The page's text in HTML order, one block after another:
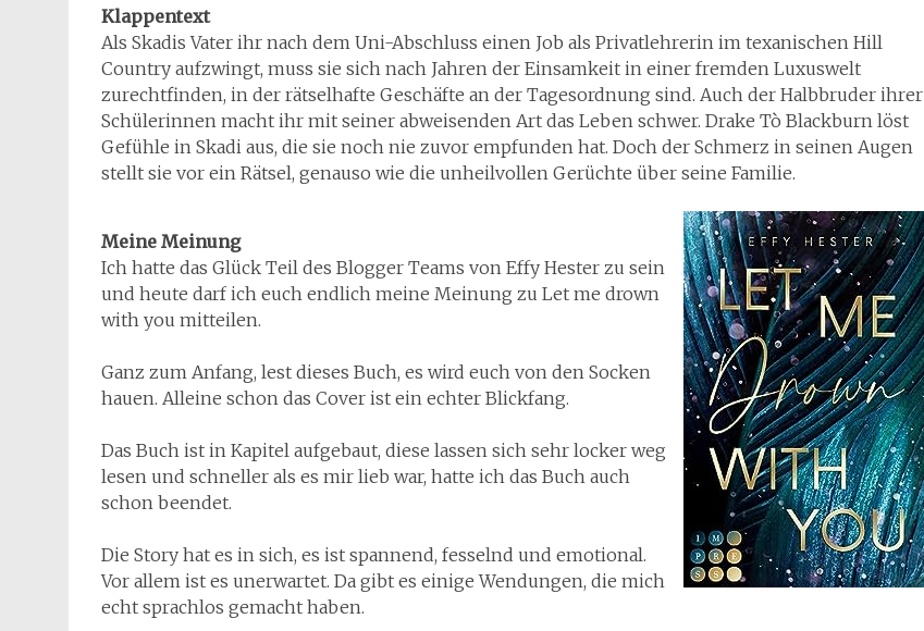
Klappentext
Als Skadis Vater ihr nach dem Uni-Abschluss einen Job als Privatlehrerin im texanischen Hill
Country aufzwingt, muss sie sich nach Jahren der Einsamkeit in einer fremden Luxuswelt
zurechtfinden, in der rätselhafte Geschäfte an der Tagesordnung sind. Auch der Halbbruder ihrer
Schülerinnen macht ihr mit seiner abweisenden Art das Leben schwer. Drake Tò Blackburn löst
Gefühle in Skadi aus, die sie noch nie zuvor empfunden hat. Doch der Schmerz in seinen Augen
stellt sie vor ein Rätsel, genauso wie die unheilvollen Gerüchte über seine Familie.
Meine Meinung
Ich hatte das Glück Teil des Blogger Teams von Effy Hester zu sein
und heute darf ich euch endlich meine Meinung zu Let me drown
with you mitteilen.
Ganz zum Anfang, lest dieses Buch, es wird euch von den Socken
hauen. Alleine schon das Cover ist ein echter Blickfang.
Das Buch ist in Kapitel aufgebaut, diese lassen sich sehr locker weg
lesen und schneller als es mir lieb war, hatte ich das Buch auch
schon beendet.
Die Story hat es in sich, es ist spannend, fesselnd und emotional.
Vor allem ist es unerwartet. Da gibt es einige Wendungen, die mich
echt sprachlos gemacht haben.